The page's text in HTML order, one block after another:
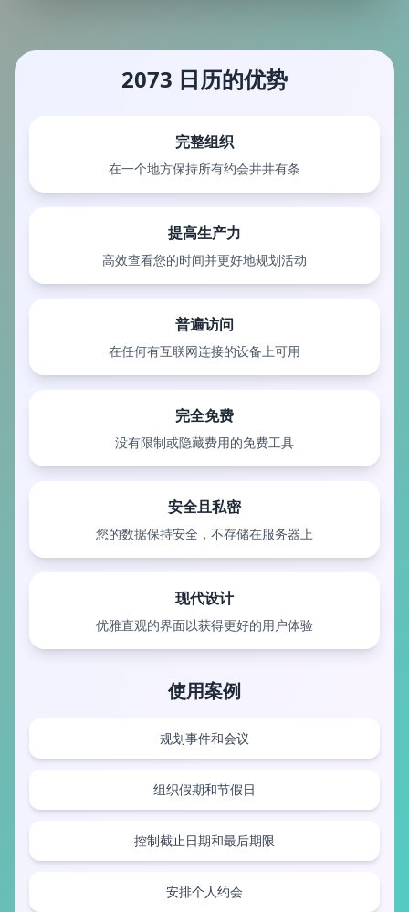
2073 日历的优势
完整组织
在一个地方保持所有约会井井有条
提高生产力
高效查看您的时间并更好地规划活动
普遍访问
在任何有互联网连接的设备上可用
完全免费
没有限制或隐藏费用的免费工具
安全且私密
您的数据保持安全，不存储在服务器上
现代设计
优雅直观的界面以获得更好的用户体验
使用案例
规划事件和会议
组织假期和节假日
控制截止日期和最后期限
安排个人约会